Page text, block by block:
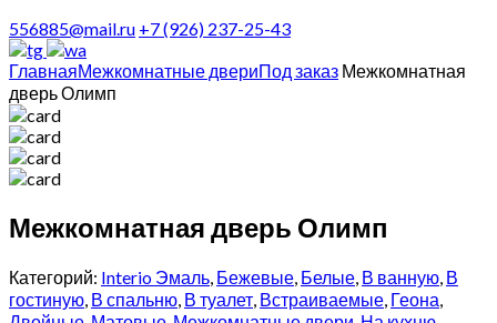
556885@mail.ru +7 (926) 237-25-43
ГлавнаяМежкомнатные двериПод заказ Межкомнатная
дверь Олимп
Межкомнатная дверь Олимп
Категорий: Interio Эмаль, Бежевые, Белые, В ванную, В
гостиную, В спальню, В туалет, Встраиваемые, Геона,